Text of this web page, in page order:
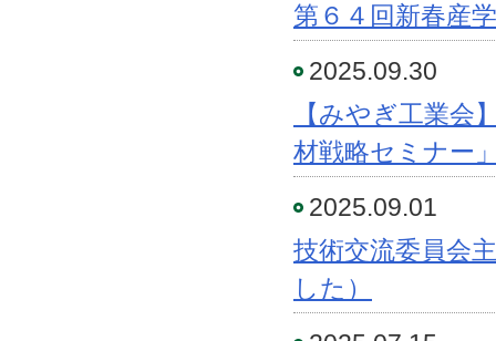
第６４回新春産
2025.09.30
【みやぎ工業
材戦略セミナー
2025.09.01
技術交流委員会
した）